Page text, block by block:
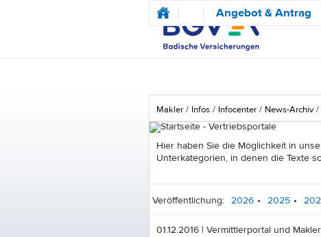
Angebot & Antrag
Makler Infos Infocenter News-Archiv
Hier haben Sie die Möglichkeit in
Unterkategorien, in denen die Texte
Veröffentlichung: 2026 • 2025 •
01.12.2016 | Vermittlerportal und